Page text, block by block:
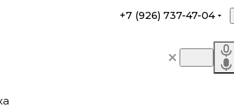
+7 (926) 737-47-04